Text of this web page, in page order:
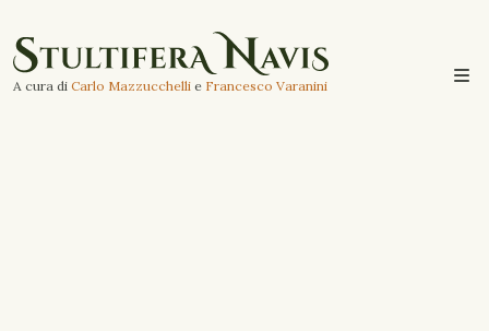
A cura di Carlo Mazzucchelli e Francesco Varanini